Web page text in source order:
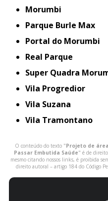
Morumbi
Parque Burle Max
Portal do Morumbi
Real Parque
Super Quadra
Vila Progredior
Vila Suzana
Vila Tramontano
O conteúdo do texto "Projeto de
Passar Embutida Saúde" é de
mesmo citando nossos links, é proibida
direito autoral – artigo 184 do Código